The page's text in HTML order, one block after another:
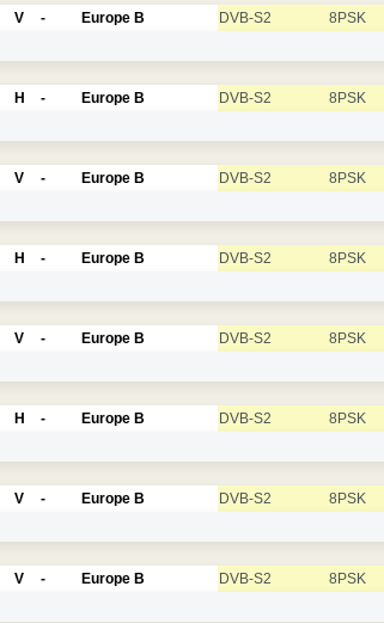
V - Europe B DVB-S2 8PSK
H - Europe B DVB-S2 8PSK
V - Europe B DVB-S2 8PSK
H - Europe B DVB-S2 8PSK
V - Europe B DVB-S2 8PSK
H - Europe B DVB-S2 8PSK
V - Europe B DVB-S2 8PSK
V - Europe B DVB-S2 8PSK